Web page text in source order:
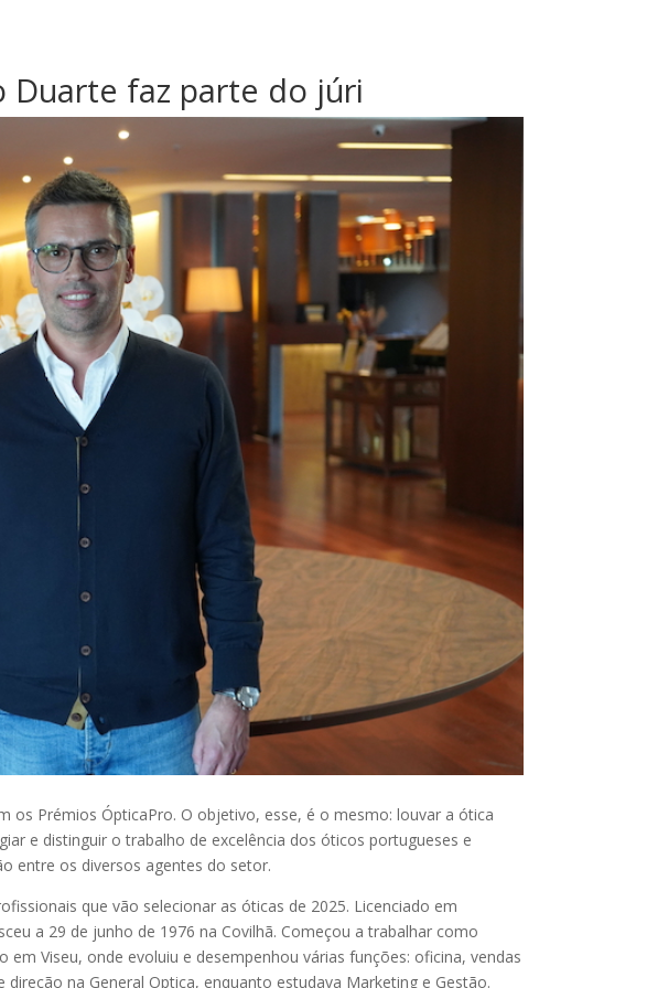
Duarte faz parte do júri
os Prémios ÓpticaPro. O objetivo, esse, é o mesmo: louvar a ótica
e distinguir o trabalho de excelência dos óticos portugueses e
entre os diversos agentes do setor.
que vão selecionar as óticas de 2025. Licenciado em
a 29 de junho de 1976 na Covilhã. Começou a trabalhar como
Viseu, onde evoluiu e desempenhou várias funções: oficina, vendas
na General Optica, enquanto estudava Marketing e Gestão.